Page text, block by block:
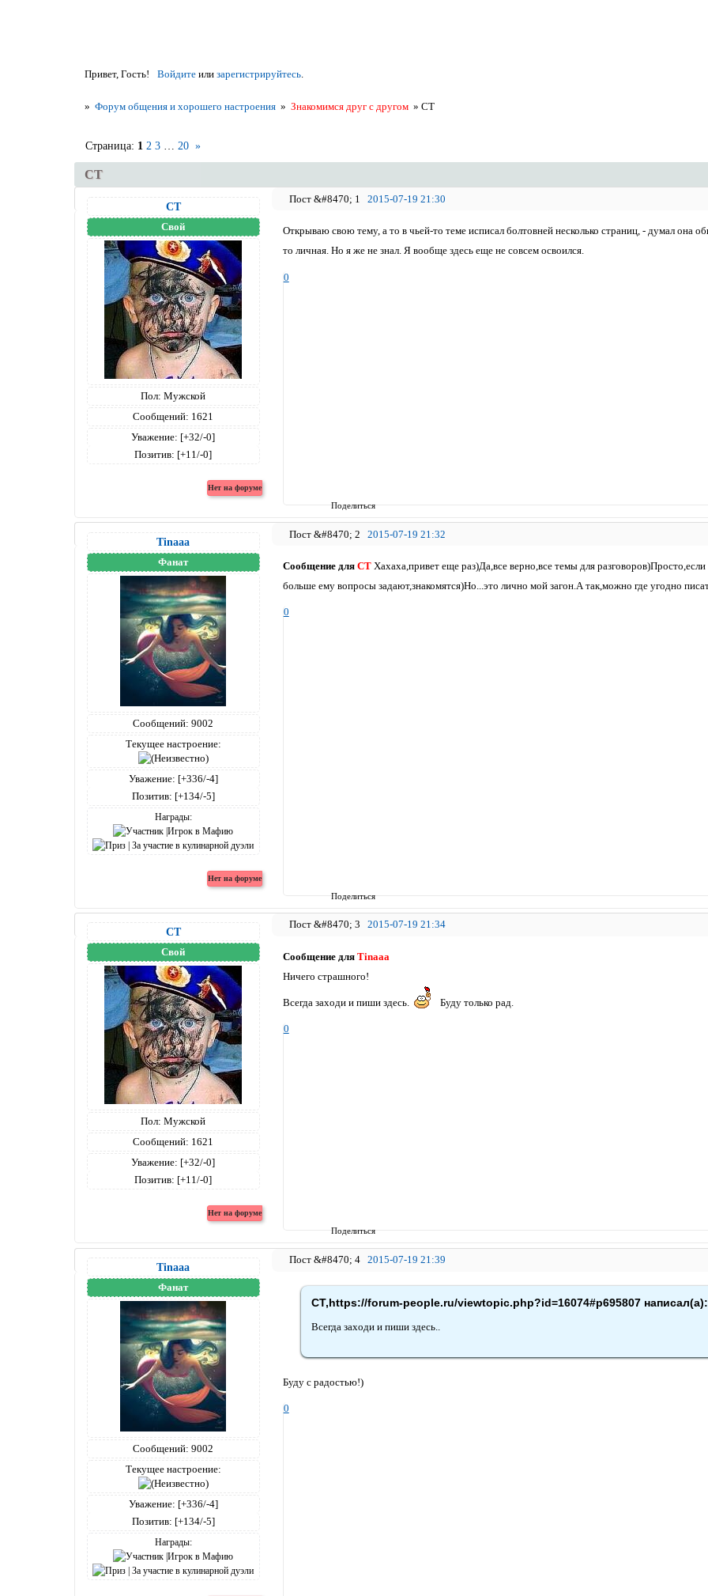
Привет, Гость! Войдитеили зарегистрируйтесь.
» Форум общения и хорошего настроения » Знакомимся друг с другом »СТ
СТ
Страница: 1 2 3 20 »
Поделиться
1 2015-07-19 21:30
СТ
Свой
Пол: Мужской
Сообщений: 1621
Уважение: [+32/-0]
Позитив: [+11/-0]
Открываю свою тему, а то в чьей-то теме исписал болтовней несколько страниц, - думал она
то личная. Но я же не знал. Я вообще здесь еще не совсем освоился.
0
Поделиться
2 2015-07-19 21:32
Tinaaa
Фанат
Сообщений: 9002
Текущее настроение:
Уважение: [+336/-4]
Позитив: [+134/-5]
Награды:
Сообщение для СТ Хахаха,привет еще раз)Да,все верно,все темы для
больше ему вопросы задают,знакомятся)Но...это лично мой загон.А так,можно где угодно
0
Поделиться
3 2015-07-19 21:34
СТ
Свой
Пол: Мужской
Сообщений: 1621
Уважение: [+32/-0]
Позитив: [+11/-0]
Сообщение для Tinaaa
Ничего страшного!
Всегда заходи и пиши здесь. Буду только рад.
0
4 2015-07-19 21:39
Tinaaa
Фанат
Сообщений: 9002
Текущее настроение:
Уважение: [+336/-4]
Позитив: [+134/-5]
Награды:
СТ,https://forum-people.ru/viewtopic.php?id=16074#p695807 написал(а):
Всегда заходи и пиши здесь..
Буду с радостью!)
0